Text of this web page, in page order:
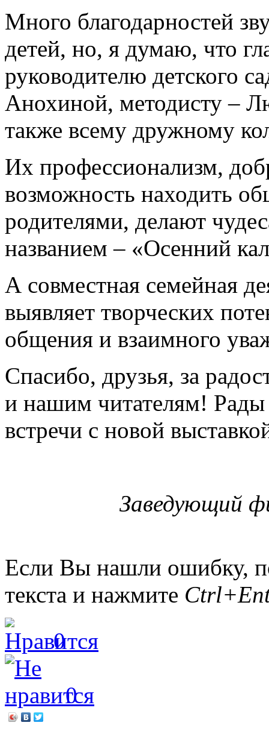
Много благодарностей
детей, но, я думаю, что
руководителю детского
Анохиной, методисту –
также всему дружному
Их профессионализм,
возможность находить
родителями, делают
названием – «Осенний
А совместная семейная
выявляет творческих
общения и взаимного
Спасибо, друзья, за
и нашим читателям!
встречи с новой
Заведующий
Если Вы нашли ошибку,
текста и нажмите
0
0